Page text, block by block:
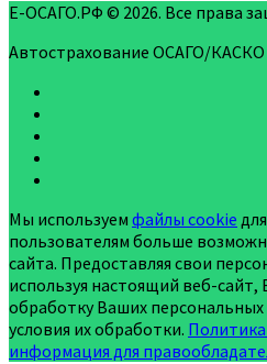
Е-ОСАГО.РФ © 2026. Все права
Автострахование ОСАГО/
Мы используем файлы cookie
пользователям больше
сайта. Предоставляя свои
используя настоящий веб-сайт,
обработку Ваших
условия их обработки.
информация для